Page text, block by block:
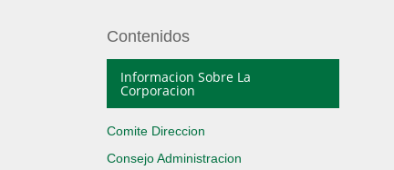
Contenidos
Informacion Sobre La
Corporacion
Comite Direccion
Consejo Administracion